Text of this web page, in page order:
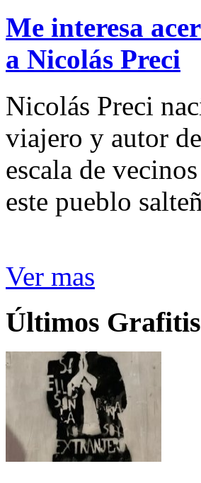
Me interesa
a Nicolás Preci
Nicolás Preci
viajero y autor
escala de
este pueblo
Ver mas
Últimos Grafitis